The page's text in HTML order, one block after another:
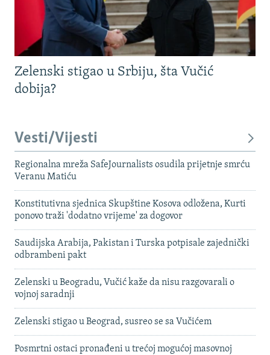
Zelenski stigao u Srbiju, šta Vučić
dobija?
Vesti/Vijesti
Regionalna mreža SafeJournalists osudila prijetnje smrću
Veranu Matiću
Konstitutivna sjednica Skupštine Kosova odložena, Kurti
ponovo traži 'dodatno vrijeme' za dogovor
Saudijska Arabija, Pakistan i Turska potpisale zajednički
odbrambeni pakt
Zelenski u Beogradu, Vučić kaže da nisu razgovarali o
vojnoj saradnji
Zelenski stigao u Beograd, susreo se sa Vučićem
Posmrtni ostaci pronađeni u trećoj mogućoj masovnoj